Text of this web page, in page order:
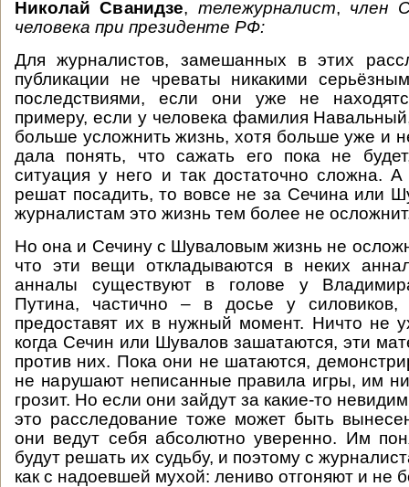
Николай Сванидзе, тележурналист, член
человека при президенте РФ:
Для журналистов, замешанных в этих
публикации не чреваты никакими
последствиями, если они уже не
примеру, если у человека фамилия
больше усложнить жизнь, хотя больше уже и
дала понять, что сажать его пока не
ситуация у него и так достаточно сложна. А
решат посадить, то вовсе не за Сечина или
журналистам это жизнь тем более не
Но она и Сечину с Шуваловым жизнь не
что эти вещи откладываются в неких
анналы существуют в голове у
Путина, частично – в досье у силовиков,
предоставят их в нужный момент. Ничто не
когда Сечин или Шувалов зашатаются, эти
против них. Пока они не шатаются,
не нарушают неписанные правила игры, им
грозит. Но если они зайдут за какие-то
это расследование тоже может быть
они ведут себя абсолютно уверенно. Им
будут решать их судьбу, и поэтому с
как с надоевшей мухой: лениво отгоняют и не